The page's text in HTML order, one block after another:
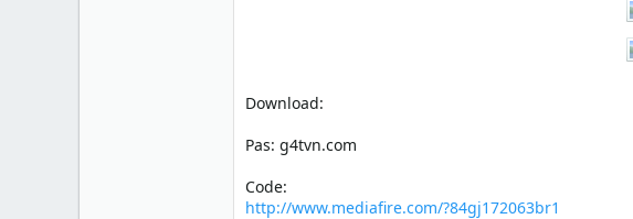
Download:
Pas: g4tvn.com
Code:
http://www.mediafire.com/?84gj172063br1